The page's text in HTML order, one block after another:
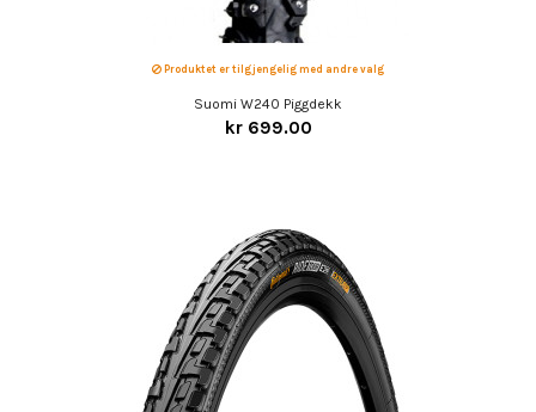
Produktet er tilgjengelig med andre valg
Suomi W240 Piggdekk
kr 699.00